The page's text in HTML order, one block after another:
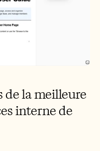
de la meilleure
interne de